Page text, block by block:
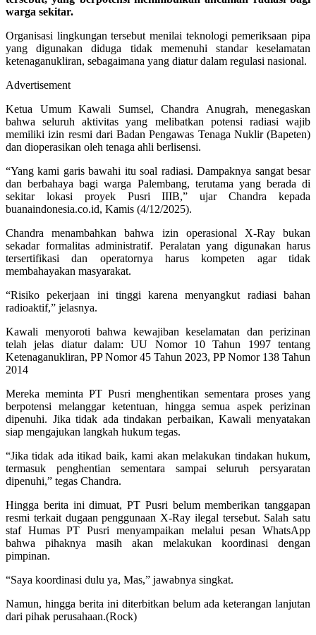
warga sekitar.
Organisasi lingkungan tersebut menilai teknologi pemeriksaan pipa
yang digunakan diduga tidak memenuhi standar keselamatan
ketenaganukliran, sebagaimana yang diatur dalam regulasi nasional.
Advertisement
Ketua Umum Kawali Sumsel, Chandra Anugrah, menegaskan
bahwa seluruh aktivitas yang melibatkan potensi radiasi wajib
memiliki izin resmi dari Badan Pengawas Tenaga Nuklir (Bapeten)
dan dioperasikan oleh tenaga ahli berlisensi.
“Yang kami garis bawahi itu soal radiasi. Dampaknya sangat besar
dan berbahaya bagi warga Palembang, terutama yang berada di
sekitar lokasi proyek Pusri IIIB,” ujar Chandra kepada
buanaindonesia.co.id, Kamis (4/12/2025).
Chandra menambahkan bahwa izin operasional X-Ray bukan
sekadar formalitas administratif. Peralatan yang digunakan harus
tersertifikasi dan operatornya harus kompeten agar tidak
membahayakan masyarakat.
“Risiko pekerjaan ini tinggi karena menyangkut radiasi bahan
radioaktif,” jelasnya.
Kawali menyoroti bahwa kewajiban keselamatan dan perizinan
telah jelas diatur dalam: UU Nomor 10 Tahun 1997 tentang
Ketenaganukliran, PP Nomor 45 Tahun 2023, PP Nomor 138 Tahun
2014
Mereka meminta PT Pusri menghentikan sementara proses yang
berpotensi melanggar ketentuan, hingga semua aspek perizinan
dipenuhi. Jika tidak ada tindakan perbaikan, Kawali menyatakan
siap mengajukan langkah hukum tegas.
“Jika tidak ada itikad baik, kami akan melakukan tindakan hukum,
termasuk penghentian sementara sampai seluruh persyaratan
dipenuhi,” tegas Chandra.
Hingga berita ini dimuat, PT Pusri belum memberikan tanggapan
resmi terkait dugaan penggunaan X-Ray ilegal tersebut. Salah satu
staf Humas PT Pusri menyampaikan melalui pesan WhatsApp
bahwa pihaknya masih akan melakukan koordinasi dengan
pimpinan.
“Saya koordinasi dulu ya, Mas,” jawabnya singkat.
Namun, hingga berita ini diterbitkan belum ada keterangan lanjutan
dari pihak perusahaan.(Rock)